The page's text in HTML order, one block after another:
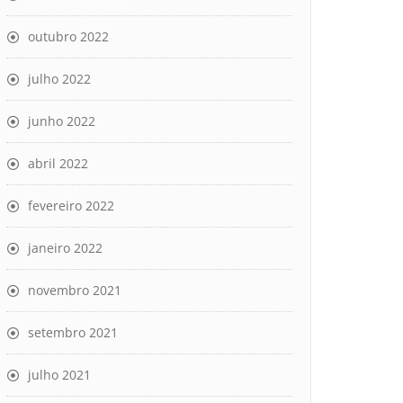
outubro 2022
julho 2022
junho 2022
abril 2022
fevereiro 2022
janeiro 2022
novembro 2021
setembro 2021
julho 2021